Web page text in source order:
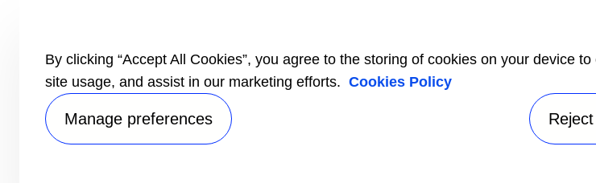
Advies en
voorschriften
DECARBONISATIEOPLOSSINGEN
Gebruiksvoorwaarden|
By clicking “Accept All Cookies”, you agree to the storing of cookies on your device
site usage, and assist in our marketing efforts. Cookies Policy
Manage preferences